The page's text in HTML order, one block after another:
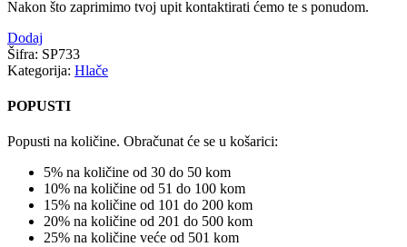
Nakon što zaprimimo tvoj upit kontaktirati ćemo te s ponudom.
Dodaj
Šifra: SP733
Kategorija: Hlače
POPUSTI
Popusti na količine. Obračunat će se u košarici:
5% na količine od 30 do 50 kom
10% na količine od 51 do 100 kom
15% na količine od 101 do 200 kom
20% na količine od 201 do 500 kom
25% na količine veće od 501 kom